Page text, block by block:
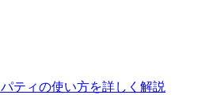
ティの使い方を詳しく解説